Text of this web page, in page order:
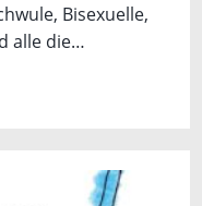
Bisexuelle,
alle die…